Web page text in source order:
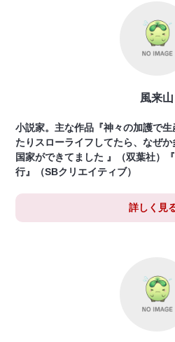
風来山
小説家。主な作品『神々の加護で
たりスローライフしてたら、なぜ
国家ができてました 』（双葉社）
行』（SBクリエイティブ）
詳しく見